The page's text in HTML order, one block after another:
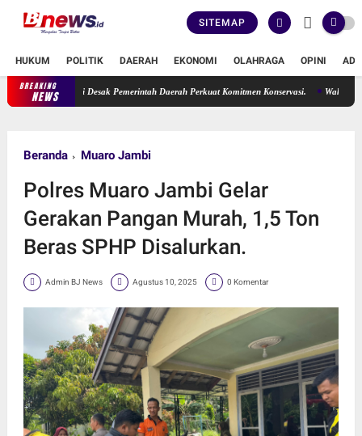
SITEMAP
HUKUM POLITIK DAERAH EKONOMI OLAHRAGA OPINI
BREAKING
NEWS
Suryani Desak Pemerintah Daerah Perkuat Komitmen Konservasi. Wakil Ketua
Beranda Muaro Jambi
Polres Muaro Jambi Gelar
Gerakan Pangan Murah, 1,5 Ton
Beras SPHP Disalurkan.
Admin BJ News Agustus 10, 2025 0 Komentar